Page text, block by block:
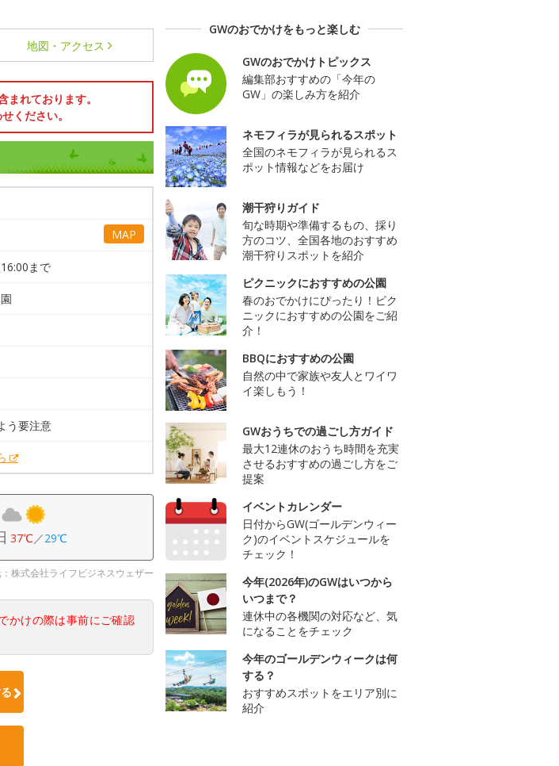
地図・アクセス
れております。
ください。
MAP
まで
う要注意
37℃／29℃
株式会社ライフビジネスウェザー
かけの際は事前にご確認
GWのおでかけをもっと楽しむ
GWのおでかけトピックス
編集部おすすめの「今年の
GW」の楽しみ方を紹介
ネモフィラが見られるスポット
全国のネモフィラが見られるス
ポット情報などをお届け
潮干狩りガイド
旬な時期や準備するもの、採り
方のコツ、全国各地のおすすめ
潮干狩りスポットを紹介
ピクニックにおすすめの公園
春のおでかけにぴったり！ピク
ニックにおすすめの公園をご紹
介！
BBQにおすすめの公園
自然の中で家族や友人とワイワ
イ楽しもう！
GWおうちでの過ごし方ガイド
最大12連休のおうち時間を充実
させるおすすめの過ごし方をご
提案
イベントカレンダー
日付からGW(ゴールデンウィー
ク)のイベントスケジュールを
チェック！
今年(2026年)のGWはいつから
いつまで？
連休中の各機関の対応など、気
になることをチェック
今年のゴールデンウィークは何
する？
おすすめスポットをエリア別に
紹介